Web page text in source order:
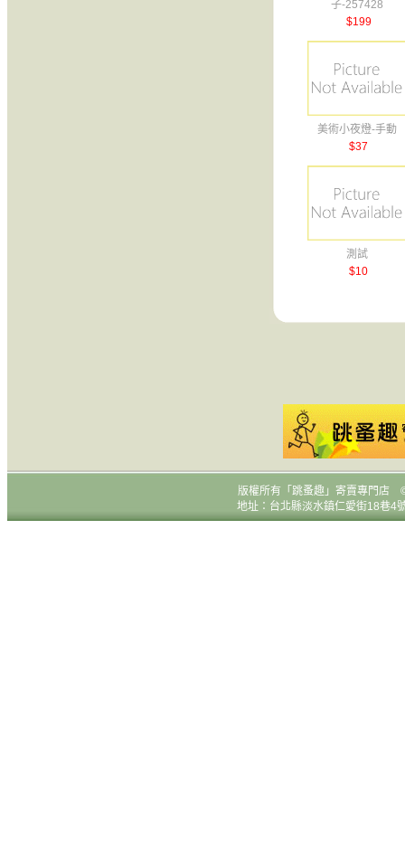
子-257428
$199
美術小夜燈-手動
$37
測試
$10
版權所有 「跳蚤趣」寄賣專門
地址：台北縣淡水鎮仁愛街18巷